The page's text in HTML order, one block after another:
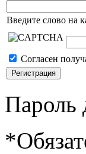
Введите слово на
Согласен
Пароль
*